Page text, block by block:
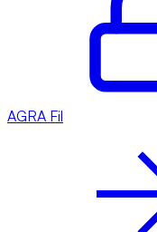
AGRA Fil